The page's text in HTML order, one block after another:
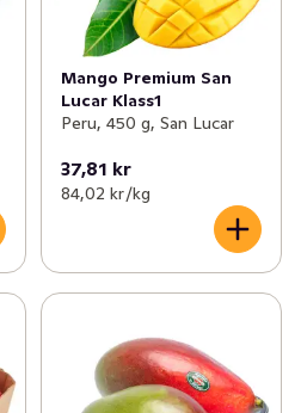
Mango Premium San
Lucar Klass1
Peru, 450 g, San Lucar
37,81 kr
84,02 kr /kg